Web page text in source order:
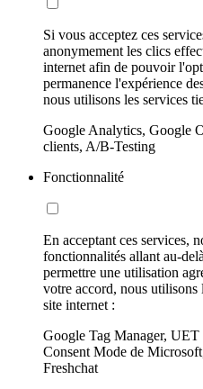
Si vous acceptez ces
anonymement les clics
internet afin de pouvoir
permanence l'expérience
nous utilisons les services
Google Analytics, Google
clients, A/B-Testing
Fonctionnalité
En acceptant ces services,
fonctionnalités allant au-
permettre une utilisation
votre accord, nous utilisons
site internet :
Google Tag Manager,
Consent Mode de
Freshchat